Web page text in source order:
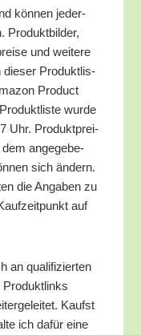
kön­nen jeder­
Pro­dukt­bil­der,
und wei­te­re
die­ser Pro­dukt­lis­
Pro­duct
wur­de
Uhr. Pro­dukt­prei­
dem ange­ge­be­
sich ändern.
die Anga­ben zu
auf
an qua­li­fi­zier­ten
Pro­dukt­links
Kaufst
ich dafür eine